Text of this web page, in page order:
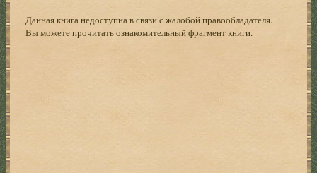
Данная книга недоступна в связи с жалобой правообладателя.
Вы можетепрочитать ознакомительный фрагмент книги.